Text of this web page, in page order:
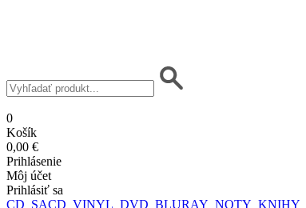
0
Košík
0,00 €
Prihlásenie
Môj účet
Prihlásiť sa
CD SACD VINYL DVD BLURAY NOTY KNIHY